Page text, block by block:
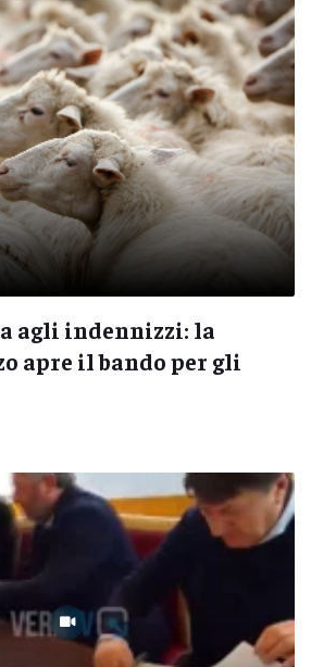
agli indennizzi: la
apre il bando per gli